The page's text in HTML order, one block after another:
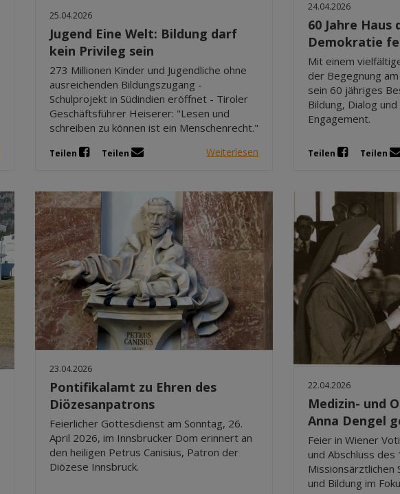
25.04.2026
Jugend Eine Welt: Bildung darf
kein Privileg sein
273 Millionen Kinder und Jugendliche ohne
ausreichenden Bildungszugang -
Schulprojekt in Südindien eröffnet - Tiroler
Geschäftsführer Heiserer: "Lesen und
schreiben zu können ist ein Menschenrecht."
Teilen Teilen Weiterlesen
24.04.2026
60 Jahre Haus
Demokratie
Mit einem
der Begegnung
sein 60 jähriges
Bildung, Dialog
Engagement.
Teilen Teilen
23.04.2026
Pontifikalamt zu Ehren des
Diözesanpatrons
Feierlicher Gottesdienst am Sonntag, 26.
April 2026, im Innsbrucker Dom erinnert an
den heiligen Petrus Canisius, Patron der
Diözese Innsbruck.
22.04.2026
Medizin- und
Anna Dengel
Feier in Wiener
und Abschluss des
Missionsärztlichen
und Bildung im